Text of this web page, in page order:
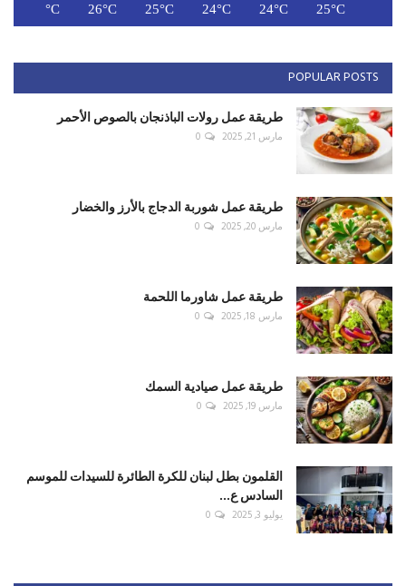
25°C
24°C
24°C
25°C
26°C
28°C
POPULAR POSTS
طريقة عمل رولات الباذنجان بالصوص الأحمر
مارس 21, 2025 0
طريقة عمل شوربة الدجاج بالأرز والخضار
مارس 20, 2025 0
طريقة عمل شاورما اللحمة
مارس 18, 2025 0
طريقة عمل صيادية السمك
مارس 19, 2025 0
القلمون بطل لبنان للكرة الطائرة للسيدات للموسم
السادس ع...
يوليو 3, 2025 0